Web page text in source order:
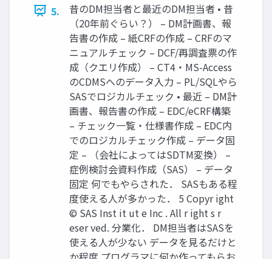
5.
昔のDM担当者と最近のDM担当者 • 昔
（20年前ぐらい？） – DM計画書、報
告書の作成 – 紙CRFの作成 – CRFのマ
ニュアルチェック – DCF/再調査票の作
成（クエリ作成） – CT4・MS-Access
のCDMSへのデータ入力 – PL/SQLやら
SASでロジカルチェック • 最近 – DM計
画書、報告書の作成 – EDC/eCRF構築
– チェック一覧・仕様書作成 – EDC内
でのロジカルチェック作成 – データ固
定 – （会社によってはSDTM変換） –
症例検討会資料作成（SAS） – データ
固定 何でもやらされた． SASもある程
度使える人が多かった． 5 Copyr ight
© SAS Inst it ut e Inc . All r ight s r
eser ved. 分業化． DM担当者はSASを
使える人が少ない データを見るだけと